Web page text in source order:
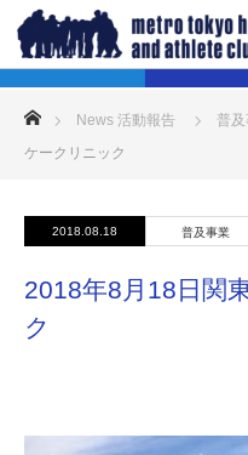
ホーム
News 活動報告 普
ケークリニック
2018.08.18 普及事業
2018年8月18日関
ク